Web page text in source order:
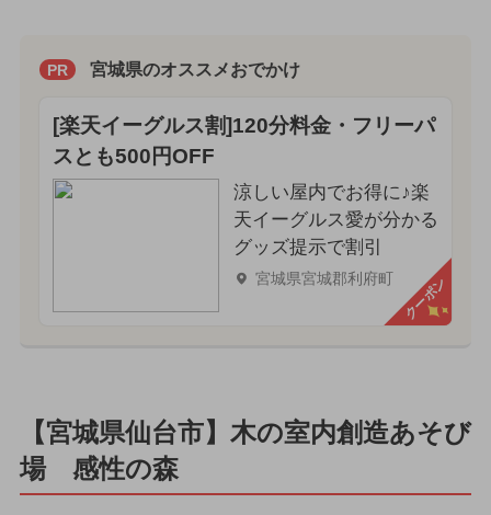
PR 宮城県のオススメおでかけ
[楽天イーグルス割]120分料金・フリーパ
スとも500円OFF
涼しい屋内でお得に♪楽
天イーグルス愛が分かる
グッズ提示で割引
宮城県宮城郡利府町 クーポン
【宮城県仙台市】木の室内創造あそび
場 感性の森